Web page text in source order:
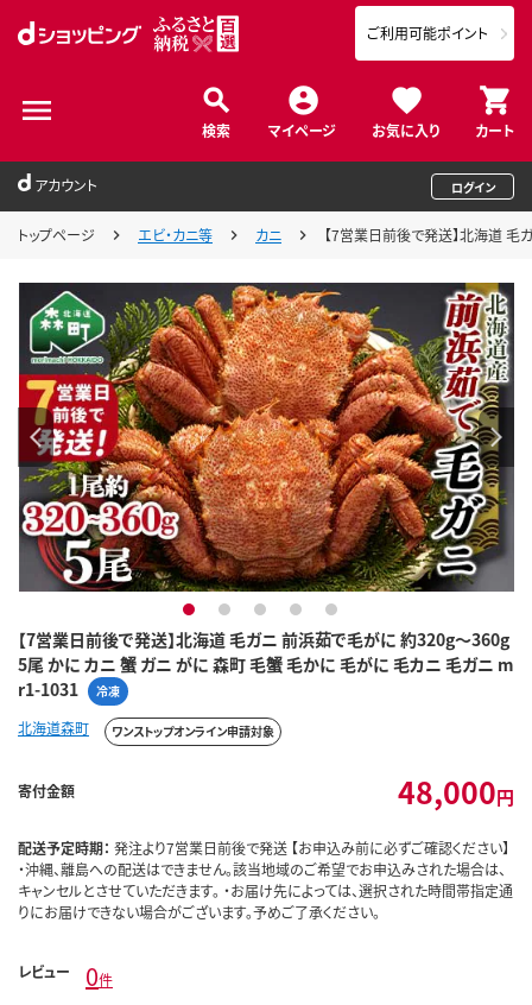
検索 マイページ お気に入り カート
ご利用可能ポイント
アカウント ログイン
トップページ エビ・カニ等 カニ 【7営業日前後で発送】北海道
【7営業日前後で発送】北海道 毛ガニ 前浜茹で毛がに 約320g～360g
5尾 かに カニ 蟹 ガニ がに 森町 毛蟹 毛かに 毛がに 毛カニ 毛ガニ m
r1-1031
冷凍
1 2 3 4 5
北海道森町 ワンストップオンライン申請対象
寄付金額 48,000円
配送予定時期： 発注より7営業日前後で発送 【お申込み前に必ずご確認ください】
・沖縄、離島への配送はできません。該当地域のご希望でお申込みされた場合は、
キャンセルとさせていただきます。 ・お届け先によっては、選択された時間帯指定通
りにお届けできない場合がございます。予めご了承ください。
レビュー 0件